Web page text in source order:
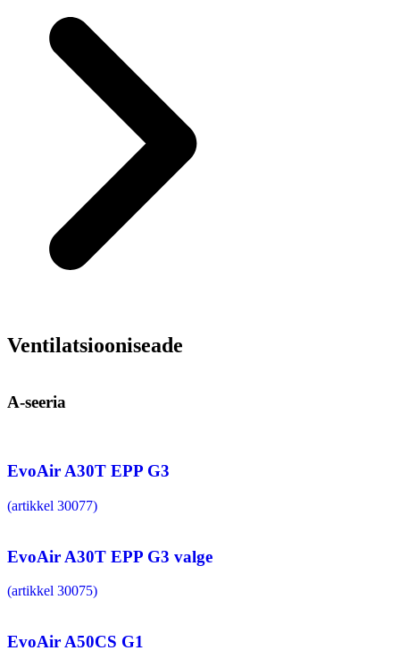
Ventilatsiooniseade
A-seeria
EvoAir A30T EPP G3
(artikkel 30077)
EvoAir A30T EPP G3 valge
(artikkel 30075)
EvoAir A50CS G1